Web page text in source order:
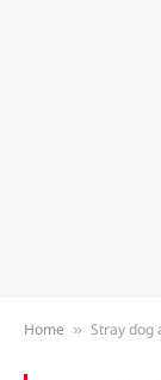
Home » Stray dog